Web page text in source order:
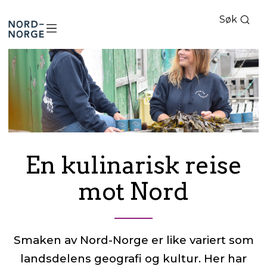
Nord-
Norge
Søk
En kulinarisk reise
mot Nord
Smaken av Nord-Norge er like variert som
landsdelens geografi og kultur. Her har